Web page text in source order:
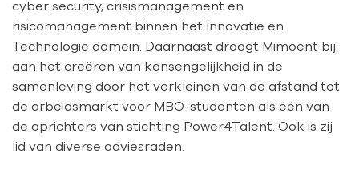
cyber security, crisismanagement en
risicomanagement binnen het Innovatie en
Technologie domein. Daarnaast draagt Mimoent bij
aan het creëren van kansengelijkheid in de
samenleving door het verkleinen van de afstand tot
de arbeidsmarkt voor MBO-studenten als één van
de oprichters van stichting Power4Talent. Ook is zij
lid van diverse adviesraden.